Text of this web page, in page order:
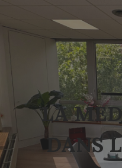
LA
DANS